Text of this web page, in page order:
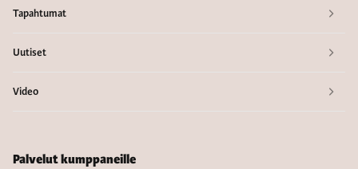
Tapahtumat
Uutiset
Video
Palvelut kumppaneille